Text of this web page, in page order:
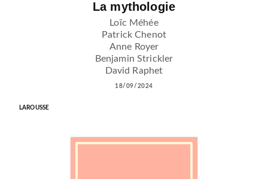
La mythologie
Loïc Méhée
Patrick Chenot
Anne Royer
Benjamin Strickler
David Raphet
18/09/2024
LAROUSSE